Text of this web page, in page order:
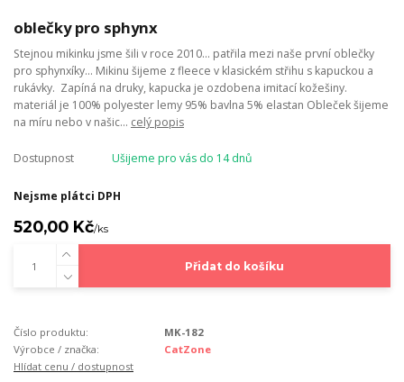
oblečky pro sphynx
Stejnou mikinku jsme šili v roce 2010... patřila mezi naše první oblečky
pro sphynxíky... Mikinu šijeme z fleece v klasickém střihu s kapuckou a
rukávky. Zapíná na druky, kapucka je ozdobena imitací kožešiny.
materiál je 100% polyester lemy 95% bavlna 5% elastan Obleček šijeme
na míru nebo v našic... celý popis
Dostupnost Ušijeme pro vás do 14 dnů
Nejsme plátci DPH
520,00 Kč/ks
Přidat do košíku
Číslo produktu:
MK-182
Výrobce / značka:
CatZone
Hlídat cenu / dostupnost